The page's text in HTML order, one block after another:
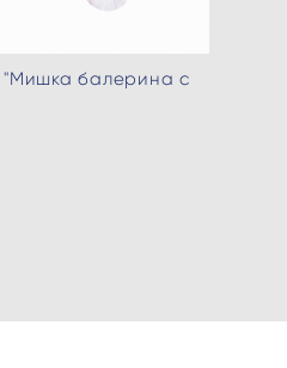
"Мишка балерина с